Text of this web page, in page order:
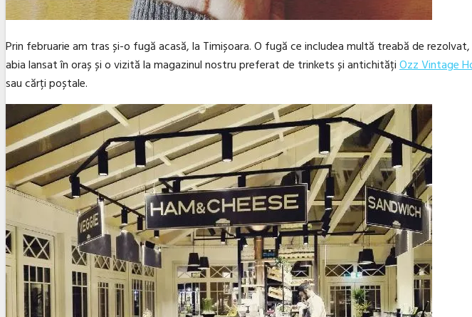
Prin februarie am tras și-o fugă acasă, la Timișoara. O fugă ce includea multă treabă de
abia lansat în oraș și o vizită la magazinul nostru preferat de trinkets și antichitățiOzz Vintage
sau cărți poștale.